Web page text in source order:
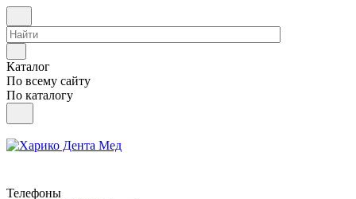
Каталог
По всему сайту
По каталогу
Телефоны